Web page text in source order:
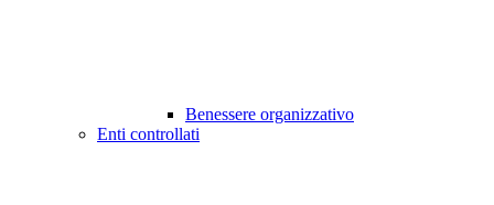
Benessere organizzativo
Enti controllati